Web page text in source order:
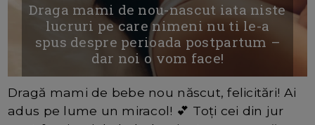
Draga mami de nou-nascut iata niste
lucruri pe care nimeni nu ti le-a
spus despre perioada postpartum –
dar noi o vom face!
Dragă mami de bebe nou născut, felicitări! Ai
adus pe lume un miracol! 💕 Toți cei din jur